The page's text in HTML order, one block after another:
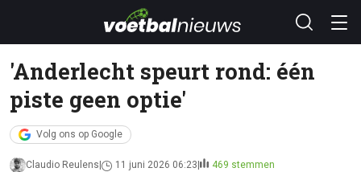
'Anderlecht speurt rond: één
piste geen optie'
Volg ons op Google
Claudio Reulens 11 juni 2026 06:23 469 stemmen